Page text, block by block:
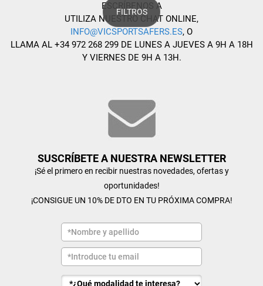
FILTROS
ESCRÍBENOS A
UTILIZA NUESTRO CHAT ONLINE,
INFO@VICSPORTSAFERS.ES, O
LLAMA AL +34 972 268 299 DE LUNES A JUEVES A 9H A 18H
Y VIERNES DE 9H A 13H.
SUSCRÍBETE A NUESTRA NEWSLETTER
¡Sé el primero en recibir nuestras novedades, ofertas y
oportunidades!
¡CONSIGUE UN 10% DE DTO EN TU PRÓXIMA COMPRA!